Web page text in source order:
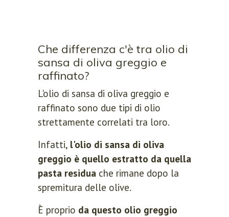
Che differenza c'è tra olio di
sansa di oliva greggio e
raffinato?
L'olio di sansa di oliva greggio e
raffinato sono due tipi di olio
strettamente correlati tra loro.
Infatti, l'olio di sansa di oliva
greggio è quello estratto da quella
pasta residua che rimane dopo la
spremitura delle olive.
È proprio da questo olio greggio